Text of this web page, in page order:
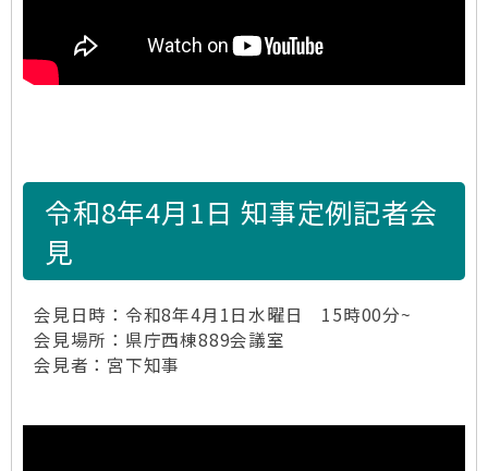
令和8年4月1日 知事定例記者会
見
会見日時：令和8年4月1日水曜日 15時00分~
会見場所：県庁西棟889会議室
会見者：宮下知事